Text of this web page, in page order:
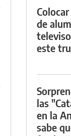
de
este
las
en la
sabe